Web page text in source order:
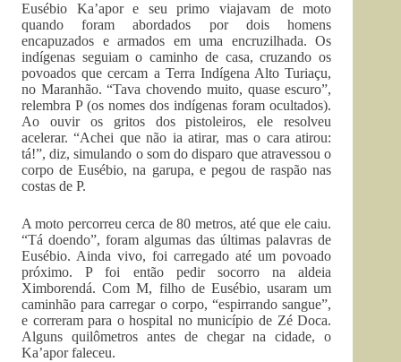
Eusébio Ka’apor e seu primo viajavam de moto
quando foram abordados por dois homens
encapuzados e armados em uma encruzilhada. Os
indígenas seguiam o caminho de casa, cruzando os
povoados que cercam a Terra Indígena Alto Turiaçu,
no Maranhão. “Tava chovendo muito, quase escuro”,
relembra P (os nomes dos indígenas foram ocultados).
Ao ouvir os gritos dos pistoleiros, ele resolveu
acelerar. “Achei que não ia atirar, mas o cara atirou:
tá!”, diz, simulando o som do disparo que atravessou o
corpo de Eusébio, na garupa, e pegou de raspão nas
costas de P.
A moto percorreu cerca de 80 metros, até que ele caiu.
“Tá doendo”, foram algumas das últimas palavras de
Eusébio. Ainda vivo, foi carregado até um povoado
próximo. P foi então pedir socorro na aldeia
Ximborendá. Com M, filho de Eusébio, usaram um
caminhão para carregar o corpo, “espirrando sangue”,
e correram para o hospital no município de Zé Doca.
Alguns quilômetros antes de chegar na cidade, o
Ka’apor faleceu.